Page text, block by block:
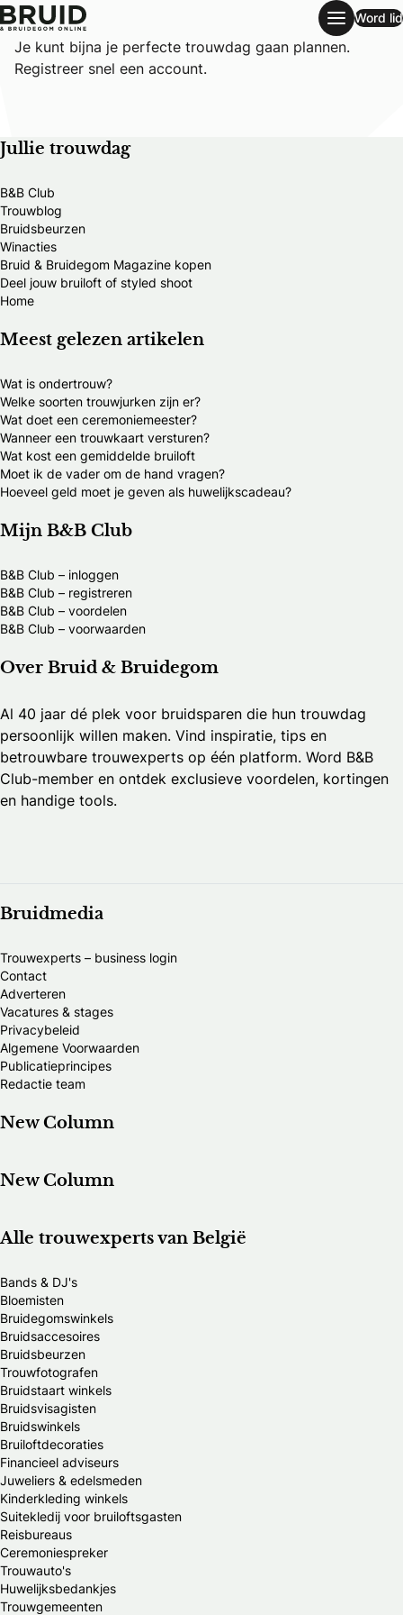
Registreren
Word lid
Je kunt bijna je perfecte trouwdag gaan plannen.
Registreer snel een account.
Jullie trouwdag
B&B Club
Trouwblog
Bruidsbeurzen
Winacties
Bruid & Bruidegom Magazine kopen
Deel jouw bruiloft of styled shoot
Home
Meest gelezen artikelen
Wat is ondertrouw?
Welke soorten trouwjurken zijn er?
Wat doet een ceremoniemeester?
Wanneer een trouwkaart versturen?
Wat kost een gemiddelde bruiloft
Moet ik de vader om de hand vragen?
Hoeveel geld moet je geven als huwelijkscadeau?
Mijn B&B Club
B&B Club – inloggen
B&B Club – registreren
B&B Club – voordelen
B&B Club – voorwaarden
Over Bruid & Bruidegom
Al 40 jaar dé plek voor bruidsparen die hun trouwdag
persoonlijk willen maken. Vind inspiratie, tips en
betrouwbare trouwexperts op één platform. Word B&B
Club-member en ontdek exclusieve voordelen, kortingen
en handige tools.
Bruidmedia
Trouwexperts – business login
Contact
Adverteren
Vacatures & stages
Privacybeleid
Algemene Voorwaarden
Publicatieprincipes
Redactie team
New Column
New Column
Alle trouwexperts van België
Bands & DJ's
Bloemisten
Bruidegomswinkels
Bruidsaccesoires
Bruidsbeurzen
Trouwfotografen
Bruidstaart winkels
Bruidsvisagisten
Bruidswinkels
Bruiloftdecoraties
Financieel adviseurs
Juweliers & edelsmeden
Kinderkleding winkels
Suitekledij voor bruiloftsgasten
Reisbureaus
Ceremoniespreker
Trouwauto's
Huwelijksbedankjes
Trouwgemeenten